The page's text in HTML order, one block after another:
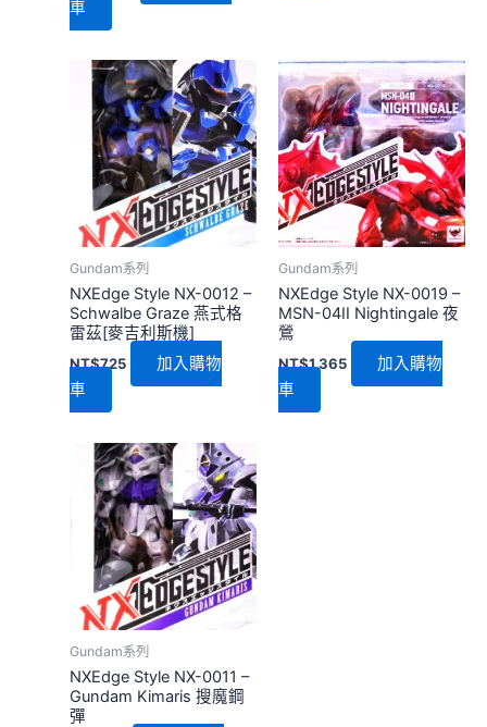
車
Gundam系列
NXEdge Style NX-0012 –
Schwalbe Graze 燕式格
雷茲[麥吉利斯機]
NT$725
加入購物
車
Gundam系列
NXEdge Style NX-0019 –
MSN-04II Nightingale 夜
鶯
NT$1,365
加入購物
車
Gundam系列
NXEdge Style NX-0011 –
Gundam Kimaris 搜魔鋼
彈